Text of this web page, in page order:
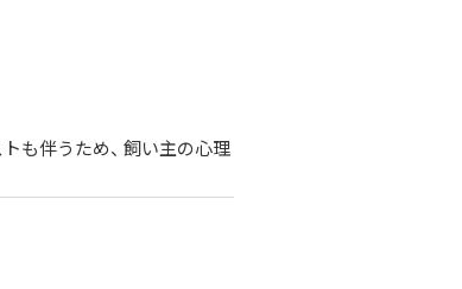
も伴うため、 飼い主の心理